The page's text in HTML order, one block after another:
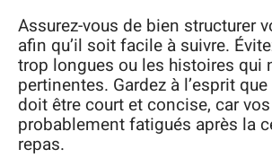
Assurez-vous de bien structurer
afin qu’il soit facile à suivre.
trop longues ou les histoires qui
pertinentes. Gardez à l’esprit
doit être court et concise, car
probablement fatigués après la
repas.